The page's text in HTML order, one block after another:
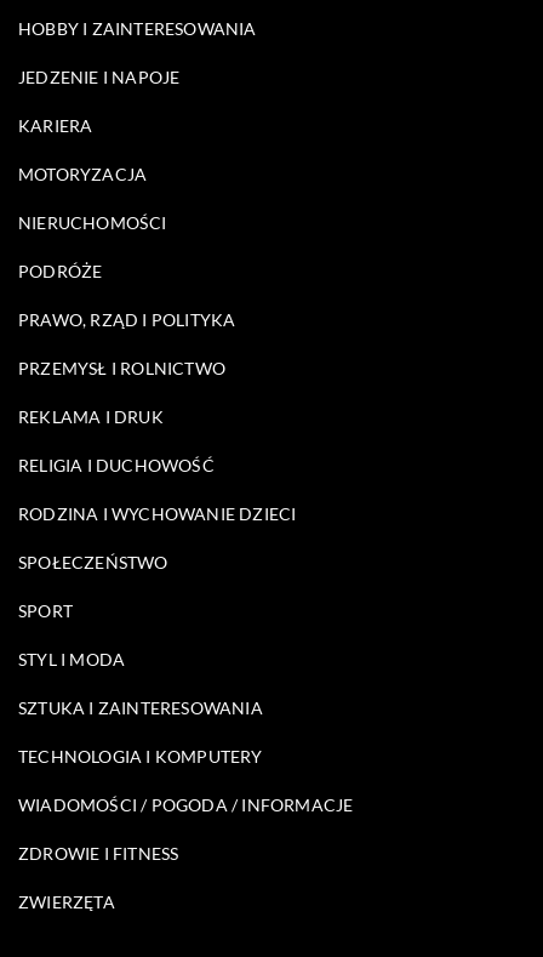
HOBBY I ZAINTERESOWANIA
JEDZENIE I NAPOJE
KARIERA
MOTORYZACJA
NIERUCHOMOŚCI
PODRÓŻE
PRAWO, RZĄD I POLITYKA
PRZEMYSŁ I ROLNICTWO
REKLAMA I DRUK
RELIGIA I DUCHOWOŚĆ
RODZINA I WYCHOWANIE DZIECI
SPOŁECZEŃSTWO
SPORT
STYL I MODA
SZTUKA I ZAINTERESOWANIA
TECHNOLOGIA I KOMPUTERY
WIADOMOŚCI / POGODA / INFORMACJE
ZDROWIE I FITNESS
ZWIERZĘTA